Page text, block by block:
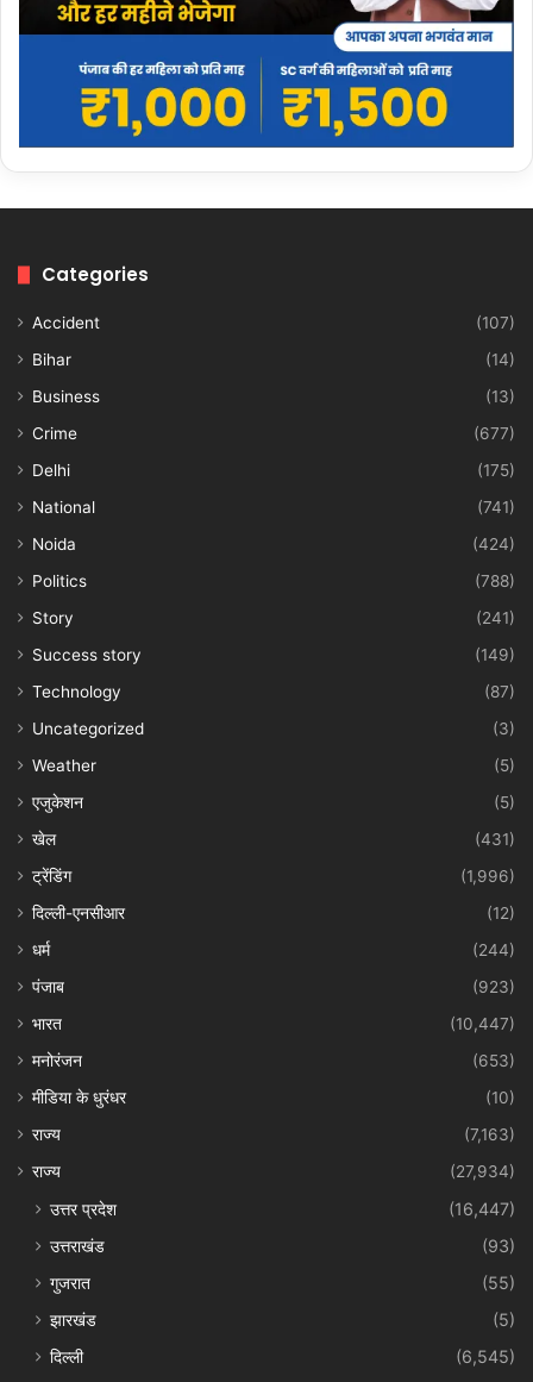
Categories
Accident
(107)
Bihar
(14)
Business
(13)
Crime
(677)
Delhi
(175)
National
(741)
Noida
(424)
Politics
(788)
Story
(241)
Success story
(149)
Technology
(87)
Uncategorized
(3)
Weather
(5)
एजुकेशन
(5)
खेल
(431)
ट्रेंडिंग
(1,996)
दिल्ली-एनसीआर
(12)
धर्म
(244)
पंजाब
(923)
भारत
(10,447)
मनोरंजन
(653)
मीडिया के धुरंधर
(10)
राज्य
(7,163)
राज्य
(27,934)
उत्तर प्रदेश
(16,447)
उत्तराखंड
(93)
गुजरात
(55)
झारखंड
(5)
दिल्ली
(6,545)